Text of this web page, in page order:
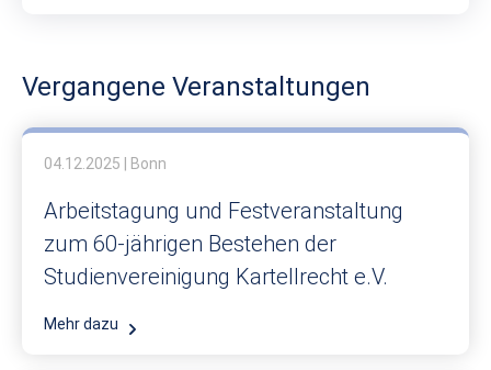
Vergangene Veranstaltungen
04.12.2025 | Bonn
Arbeitstagung und Festveranstaltung
zum 60-jährigen Bestehen der
Studienvereinigung Kartellrecht e.V.
Mehr dazu